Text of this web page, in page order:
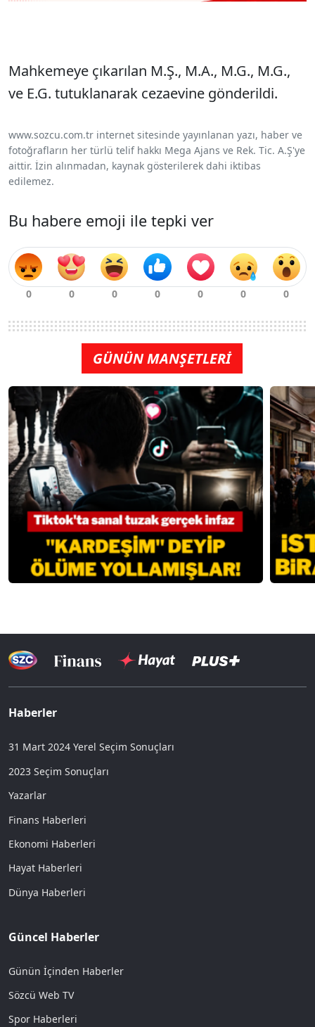
Mahkemeye çıkarılan M.Ş., M.A., M.G., M.G.,
ve E.G. tutuklanarak cezaevine gönderildi.
www.sozcu.com.tr internet sitesinde yayınlanan yazı, haber ve
fotoğrafların her türlü telif hakkı Mega Ajans ve Rek. Tic. A.Ş'ye
aittir. İzin alınmadan, kaynak gösterilerek dahi iktibas
edilemez.
Bu habere emoji ile tepki ver
GÜNÜN MANŞETLERİ
Haberler
31 Mart 2024 Yerel Seçim Sonuçları
2023 Seçim Sonuçları
Yazarlar
Finans Haberleri
Ekonomi Haberleri
Hayat Haberleri
Dünya Haberleri
Güncel Haberler
Günün İçinden Haberler
Sözcü Web TV
Spor Haberleri